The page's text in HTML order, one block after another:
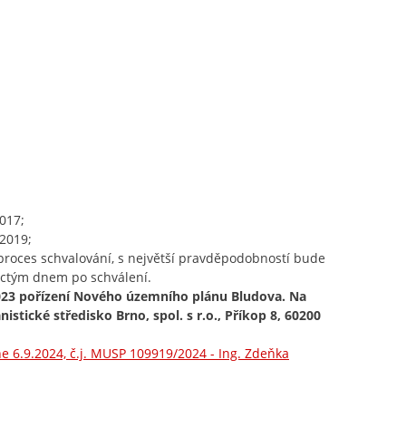
schvalování, s největší pravděpodobností bude
dnem po schválení.
pořízení Nového územního plánu Bludova. Na
středisko Brno, spol. s r.o., Příkop 8, 60200
č.j. MUSP 109919/2024 - Ing. Zdeňka